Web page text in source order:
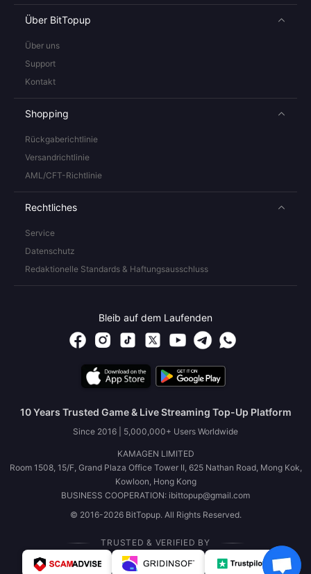
Über BitTopup
Über uns
Support
Kontakt
Shopping
Rückgaberichtlinie
Versandrichtlinie
AML/CFT-Richtlinie
Rechtliches
Service
Datenschutz
Redaktionelle Standards & Haftungsausschluss
Bleib auf dem Laufenden
10 Years Trusted Game & Live Streaming Top-Up Platform
Since 2016 | 5,000,000+ Users Worldwide
KAMAGEN LIMITED
Room 1508, 15/F, Grand Plaza Office Tower II, 625 Nathan Road, Mong Kok,
Kowloon, Hong Kong
BUSINESS COOPERATION: ibittopup@gmail.com
© 2016-2026 BitTopup. All Rights Reserved.
TRUSTED & VERIFIED BY